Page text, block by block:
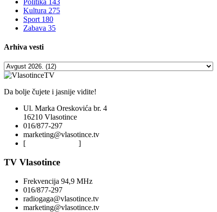
Kultura 275
Sport 180
Zabava 35
Arhiva vesti
Da bolje čujete i jasnije vidite!
Ul. Marka Oreskovića br. 4
16210 Vlasotince
016/877-297
marketing@vlasotince.tv
[
]
TV Vlasotince
Frekvencija 94,9 MHz
016/877-297
radiogaga@vlasotince.tv
marketing@vlasotince.tv